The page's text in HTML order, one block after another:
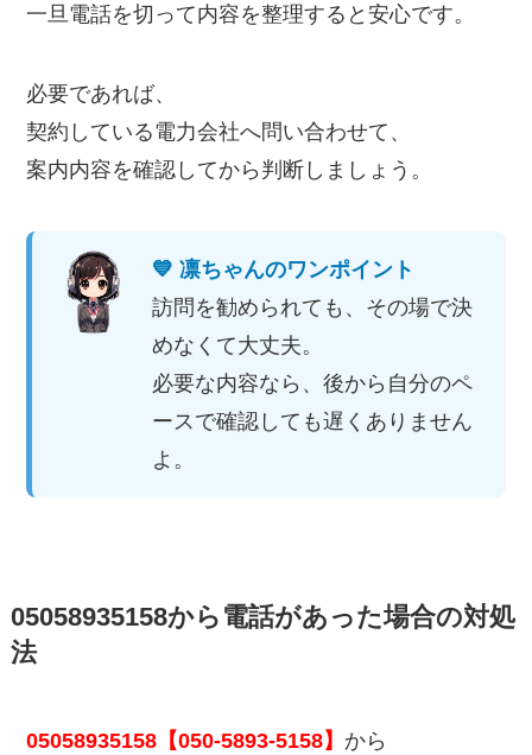
一旦電話を切って内容を整理すると安心です。
必要であれば、
契約している電力会社へ問い合わせて、
案内内容を確認してから判断しましょう。
💙 凛ちゃんのワンポイント
訪問を勧められても、その場で決
めなくて大丈夫。
必要な内容なら、後から自分のペ
ースで確認しても遅くありません
よ。
05058935158から電話があった場合の対処
法
05058935158【050-5893-5158】 から